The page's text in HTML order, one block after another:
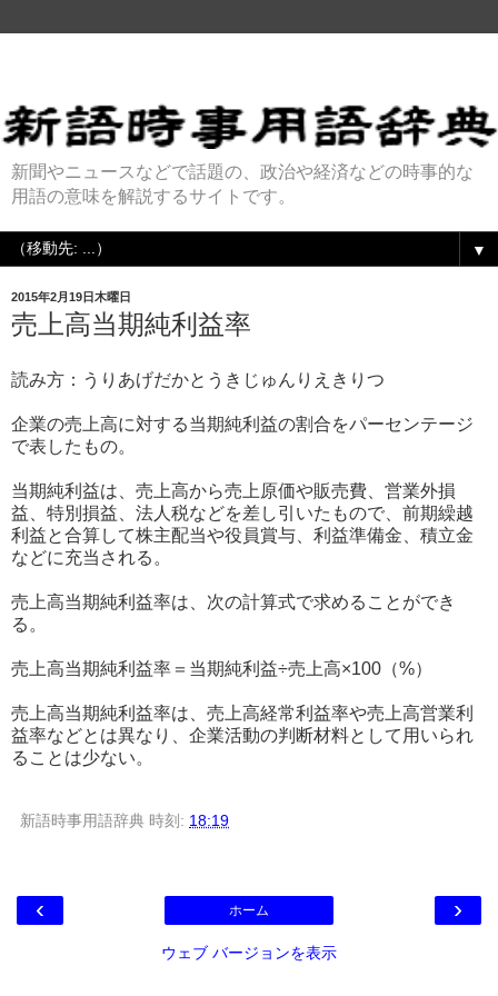
新聞やニュースなどで話題の、政治や経済などの時事的な
用語の意味を解説するサイトです。
▼
2015年2月19日木曜日
売上高当期純利益率
読み方：うりあげだかとうきじゅんりえきりつ
企業の売上高に対する当期純利益の割合をパーセンテージ
で表したもの。
当期純利益は、売上高から売上原価や販売費、営業外損
益、特別損益、法人税などを差し引いたもので、前期繰越
利益と合算して株主配当や役員賞与、利益準備金、積立金
などに充当される。
売上高当期純利益率は、次の計算式で求めることができ
る。
売上高当期純利益率＝当期純利益÷売上高×100（%）
売上高当期純利益率は、売上高経常利益率や売上高営業利
益率などとは異なり、企業活動の判断材料として用いられ
ることは少ない。
新語時事用語辞典 時刻: 18:19
‹ ›
ホーム
ウェブ バージョンを表示